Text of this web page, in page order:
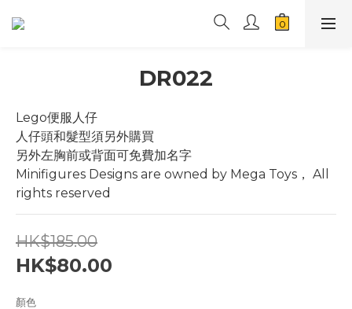
DR022
Lego便服人仔
人仔頭和髮型須另外購買
另外左胸前或背面可免費加名字
Minifigures Designs are owned by Mega Toys， All
rights reserved
HK$185.00
HK$80.00
顏色